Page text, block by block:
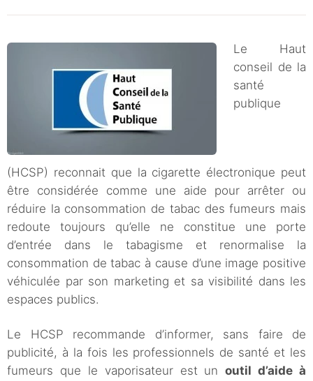
Le Haut
conseil de la
santé
publique
(HCSP) reconnait que la cigarette électronique peut
être considérée comme une aide pour arrêter ou
réduire la consommation de tabac des fumeurs mais
redoute toujours qu’elle ne constitue une porte
d’entrée dans le tabagisme et renormalise la
consommation de tabac à cause d’une image positive
véhiculée par son marketing et sa visibilité dans les
espaces publics.
Le HCSP recommande d’informer, sans faire de
publicité, à la fois les professionnels de santé et les
fumeurs que le vaporisateur est unoutil d’aide à